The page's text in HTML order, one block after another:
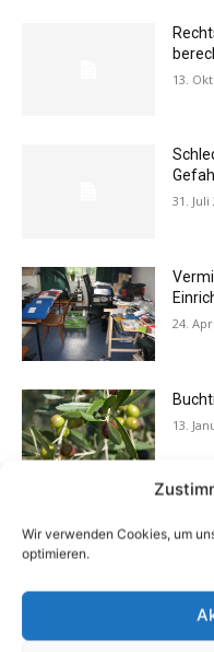
Wir verwenden Cookies, um
optimieren.
13.
31. Juli
24.
13.